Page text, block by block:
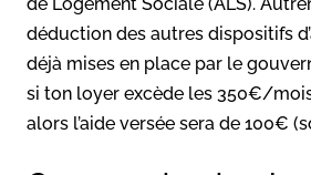
déduction des autres dispositifs
déjà mises en place par le
si ton loyer excède les 350€/
alors l’aide versée sera de 100€